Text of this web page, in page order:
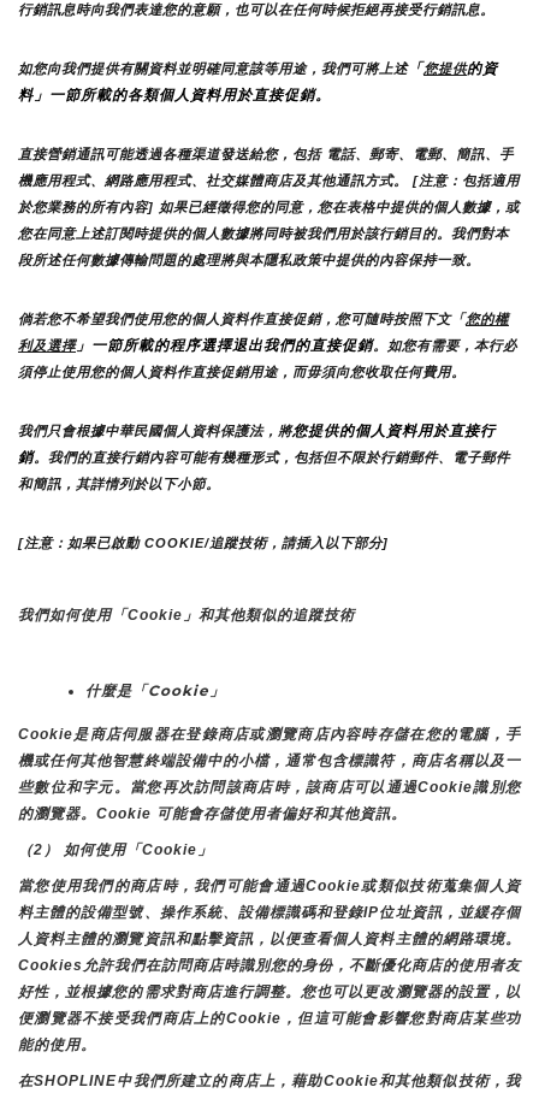
行銷訊息時向我們表達您的意願，也可以在任何時候拒絕再接受行銷訊息。
如您向我們提供有關資料並明確同意該等用途，我們可將上述「 您提供的資
料」一節所載的各類個人資料用於直接促銷。
直接營銷通訊可能透過各種渠道發送給您，包括 電話、郵寄、電郵、簡訊、手
機應用程式、網路應用程式、社交媒體商店及其他通訊方式。 [注意：包括適用
於您業務的所有內容] 如果已經徵得您的同意，您在表格中提供的個人數據，或
您在同意上述訂閱時提供的個人數據將同時被我們用於該行銷目的。我們對本
段所述任何數據傳輸問題的處理將與本隱私政策中提供的內容保持一致。
倘若您不希望我們使用您的個人資料作直接促銷，您可隨時按照下文「您的權
利及選擇」一節所載的程序選擇退出我們的直接促銷。如您有需要，本行必
須停止使用您的個人資料作直接促銷用途，而毋須向您收取任何費用。
我們只會根據中華民國個人資料保護法，將您提供的個人資料用於直接行
銷。我們的直接行銷內容可能有幾種形式，包括但不限於行銷郵件、電子郵件
和簡訊，其詳情列於以下小節。
[注意：如果已啟動 COOKIE/追蹤技術，請插入以下部分]
我們如何使用「Cookie」和其他類似的追蹤技術
什麼是「Cookie」
Cookie是商店伺服器在登錄商店或瀏覽商店內容時存儲在您的電腦，手
機或任何其他智慧終端設備中的小檔，通常包含標識符，商店名稱以及一
些數位和字元。當您再次訪問該商店時，該商店可以通過Cookie識別您
的瀏覽器。Cookie 可能會存儲使用者偏好和其他資訊。
（2） 如何使用「Cookie」
當您使用我們的商店時，我們可能會通過Cookie或類似技術蒐集個人資
料主體的設備型號、操作系統、設備標識碼和登錄IP位址資訊，並緩存個
人資料主體的瀏覽資訊和點擊資訊，以便查看個人資料主體的網路環境。
Cookies允許我們在訪問商店時識別您的身份，不斷優化商店的使用者友
好性，並根據您的需求對商店進行調整。您也可以更改瀏覽器的設置，以
便瀏覽器不接受我們商店上的Cookie，但這可能會影響您對商店某些功
能的使用。
在SHOPLINE中我們所建立的商店上，藉助Cookie和其他類似技術，我